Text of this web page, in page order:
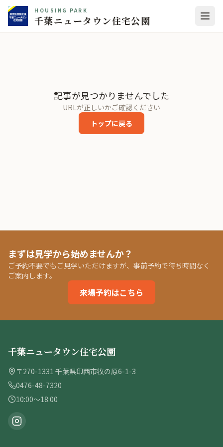
HOUSING PARK
千葉ニュータウン住宅公園
記事が見つかりませんでした
URLが正しいかご確認ください
トップに戻る
まずは見学から始めませんか？
ご予約不要でもご見学いただけますが、事前予約で待ち時間なく
ご案内します。
来場予約はこちら
千葉ニュータウン住宅公園
〒270-1331 千葉県印西市牧の原6-1-3
0476-48-7320
10:00〜18:00